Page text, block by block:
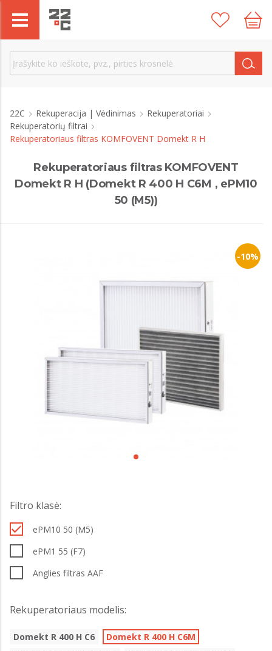
22C Rekuperacija | Vėdinimas
Rekuperatoriai
Rekuperatorių filtrai
Rekuperatoriaus filtras KOMFOVENT Domekt R H
Rekuperatoriaus filtras KOMFOVENT
Domekt R H (Domekt R 400 H C6M , ePM10
50 (M5))
-10%
Filtro klasė:
ePM10 50 (M5)
ePM1 55 (F7)
Anglies filtras AAF
Rekuperatoriaus modelis:
Domekt R 400 H C6
Domekt R 400 H C6M